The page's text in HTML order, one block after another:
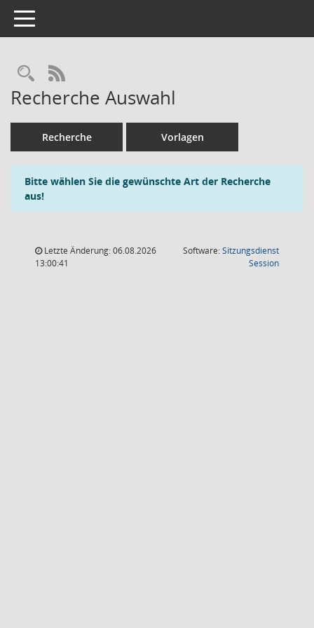
Toggle navigation
Rechercheauswahl
RSS-Feed
Recherche Auswahl
Recherche Vorlagen
Bitte wählen Sie die gewünschte Art der Recherche
aus!
Letzte Änderung: 06.08.2026
13:00:41
Software:Sitzungsdienst
Session(Wird in